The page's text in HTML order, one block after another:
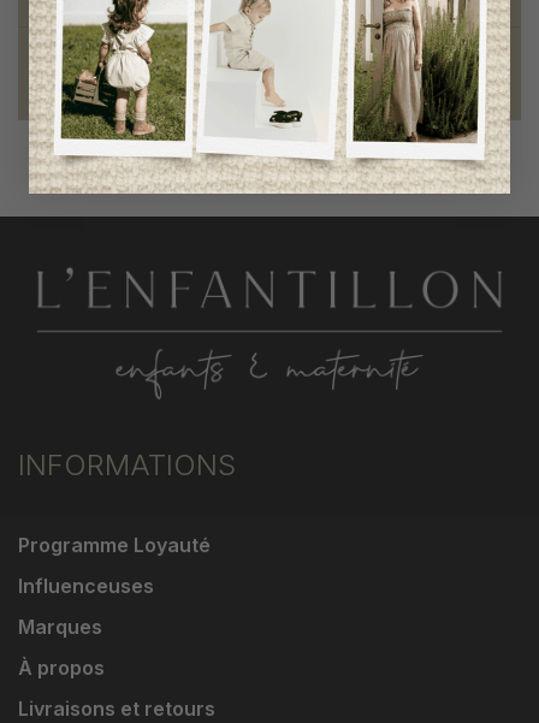
Fondation des étoiles
fiers de collaborer à une bonne cause
INFORMATIONS
Programme Loyauté
Influenceuses
Marques
À propos
Livraisons et retours